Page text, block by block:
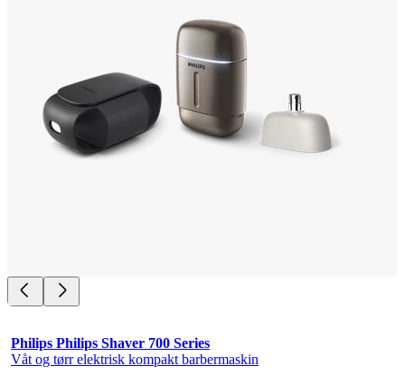
Philips Philips Shaver 700 Series
Våt og tørr elektrisk kompakt barbermaskin